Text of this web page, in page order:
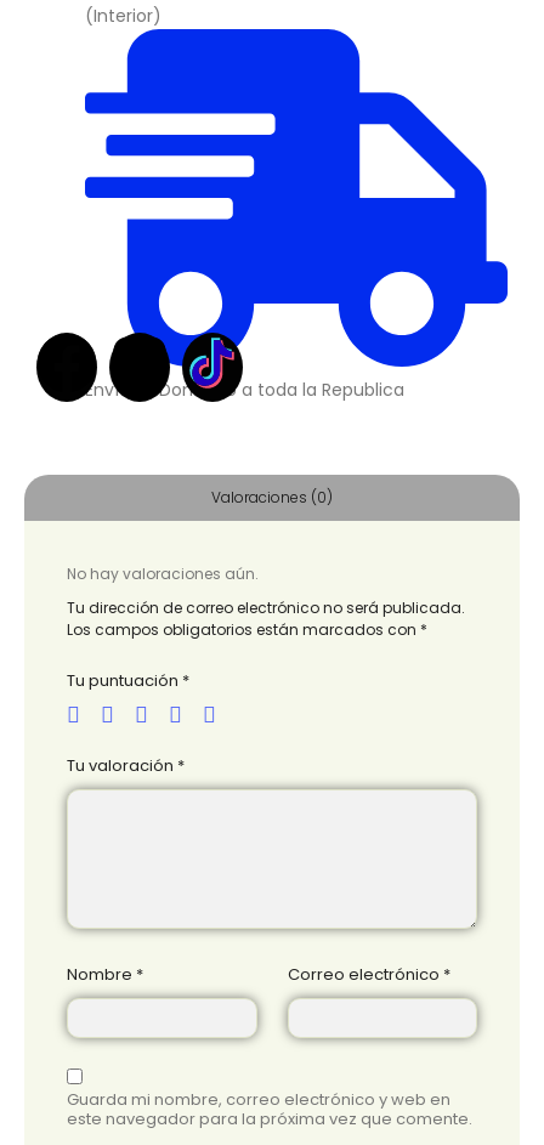
(Interior)
Envíos a Domicilio a toda la Republica
Valoraciones (0)
No hay valoraciones aún.
Tu dirección de correo electrónico no será publicada.
Los campos obligatorios están marcados con *
Tu puntuación *
Tu valoración *
Nombre * Correo electrónico *
Guarda mi nombre, correo electrónico y web en
este navegador para la próxima vez que comente.